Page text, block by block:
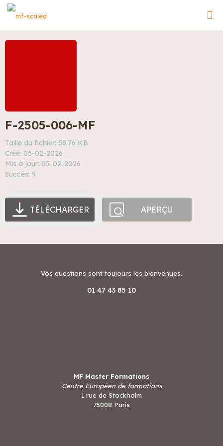
F-2505-006-MF
Taille du fichier: 58.76 KB
Créé: 05-02-2026
Mis à jour: 05-02-2026
Succès: 9
TÉLÉCHARGER APERÇU
Vos questions sont toujours les bienvenues.
01 47 43 85 10
MF Master Formations
Centre Européen de formations
1 rue de Stockholm
75008 Paris